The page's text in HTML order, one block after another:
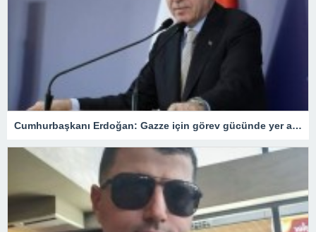
Cumhurbaşkanı Erdoğan: Gazze için görev gücünde yer alacağız.